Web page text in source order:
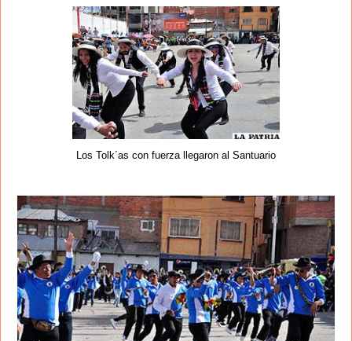
Los Tolk´as con fuerza llegaron al Santuario